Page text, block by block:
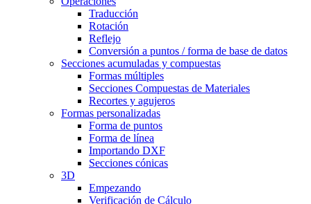
Traducción
Rotación
Reflejo
Conversión a puntos / forma de base de datos
Secciones acumuladas y compuestas
Formas múltiples
Secciones Compuestas de Materiales
Recortes y agujeros
Formas personalizadas
Forma de puntos
Forma de línea
Importando DXF
Secciones cónicas
3D
Empezando
Verificación de Cálculo